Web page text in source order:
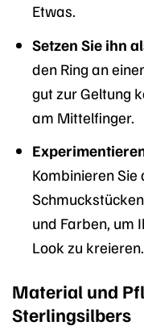
Etwas.
Setzen Sie ihn
den Ring an
gut zur Geltung
am Mittelfinger.
Kombinieren
und Farben, um
Look zu kreieren.
Material und
Sterlingsilbers